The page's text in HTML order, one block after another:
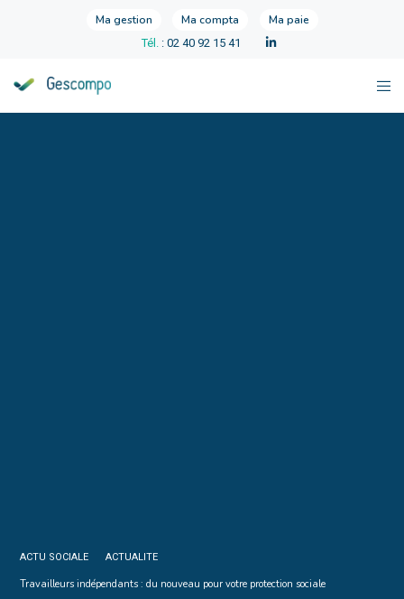
Ma gestion Ma compta Ma paie
Tél. : 02 40 92 15 41
ACTU SOCIALE ACTUALITE
Travailleurs indépendants : du nouveau pour votre protection sociale